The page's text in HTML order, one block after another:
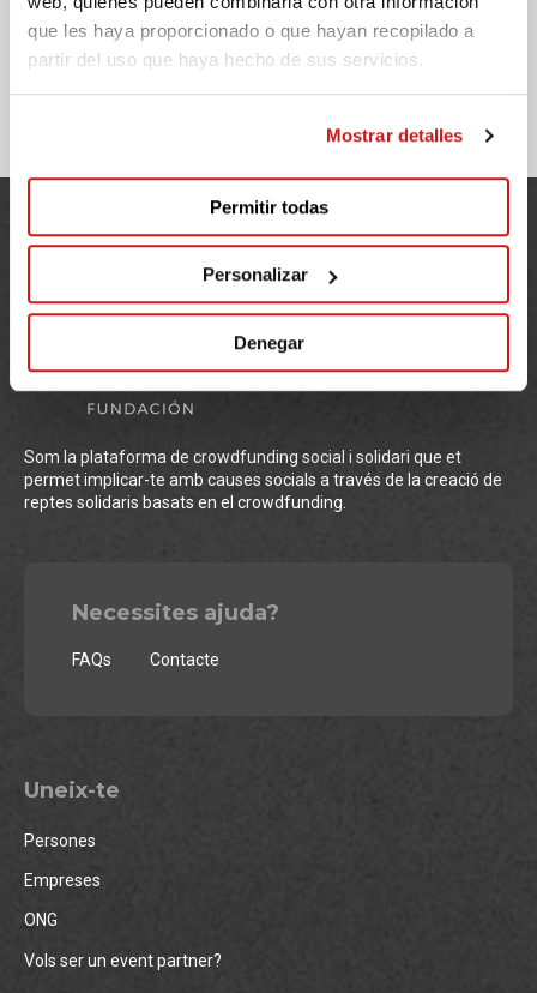
que les haya proporcionado o que hayan recopilado a
partir del uso que haya hecho de sus servicios.
Mostrar detalles
Permitir todas
Personalizar
Denegar
Som la plataforma de crowdfunding social i solidari que et
permet implicar-te amb causes socials a través de la creació de
reptes solidaris basats en el crowdfunding.
Necessites ajuda?
FAQs Contacte
Uneix-te
Persones
Empreses
ONG
Vols ser un event partner?